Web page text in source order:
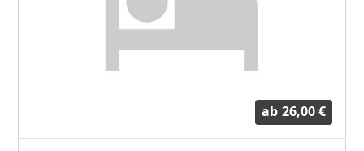
ab 26,00 €